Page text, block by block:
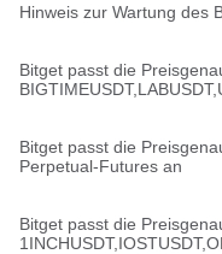
Hinweis zur Wartung des
Bitget passt die
Bitget passt die
Perpetual-Futures an
Bitget passt die